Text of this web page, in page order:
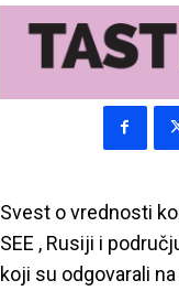
Svest o vrednosti
SEE , Rusiji i
koji su odgovarali